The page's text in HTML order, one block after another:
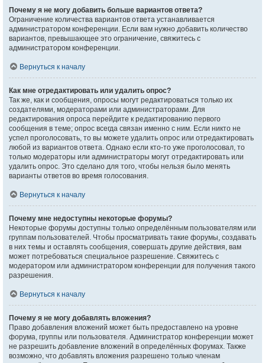
Почему я не могу добавить больше вариантов ответа?
Ограничение количества вариантов ответа устанавливается
администратором конференции. Если вам нужно добавить количество
вариантов, превышающее это ограничение, свяжитесь с
администратором конференции.
Вернуться к началу
Как мне отредактировать или удалить опрос?
Так же, как и сообщения, опросы могут редактироваться только их
создателями, модераторами или администраторами. Для
редактирования опроса перейдите к редактированию первого
сообщения в теме; опрос всегда связан именно с ним. Если никто не
успел проголосовать, то вы можете удалить опрос или отредактировать
любой из вариантов ответа. Однако если кто-то уже проголосовал, то
только модераторы или администраторы могут отредактировать или
удалить опрос. Это сделано для того, чтобы нельзя было менять
варианты ответов во время голосования.
Вернуться к началу
Почему мне недоступны некоторые форумы?
Некоторые форумы доступны только определённым пользователям или
группам пользователей. Чтобы просматривать такие форумы, создавать
в них темы и оставлять сообщения, совершать другие действия, вам
может потребоваться специальное разрешение. Свяжитесь с
модератором или администратором конференции для получения такого
разрешения.
Вернуться к началу
Почему я не могу добавлять вложения?
Право добавления вложений может быть предоставлено на уровне
форума, группы или пользователя. Администратор конференции может
не разрешить добавление вложений в определённых форумах. Также
возможно, что добавлять вложения разрешено только членам